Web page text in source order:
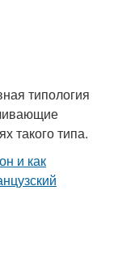
балконе
типология
такого типа.